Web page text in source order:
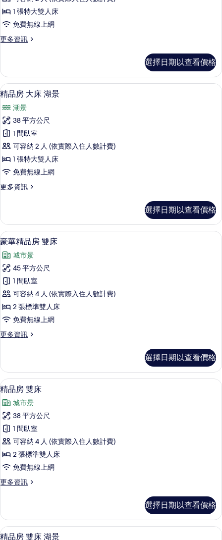
大
床
的
所
相
片
1 張特大雙人床
免費無線上網
更多資訊
更
房
大
床
詳
情
選擇日期以查看價格
顯
示
精
品
房
大
床
湖
景
所
有
相
片
7
精品房 大床 湖景
湖景
38 平方公尺
1 間臥室
可容納 2 人 (依實際入住人數計費)
1 張特大雙人床
免費無線上網
更多資訊
更
房
大
床
景
的
詳
情
選擇日期以查看價格
顯
示
豪
華
精
品
房
雙
床
所
有
相
片
豪華精品房 雙床 | 羽絨被、免費迷你
6
豪華精品房 雙床
城市景
45 平方公尺
1 間臥室
可容納 4 人 (依實際入住人數計費)
2 張標準雙人床
免費無線上網
更多資訊
更
精
品
房
床
的
詳
情
選擇日期以查看價格
顯
示
精
品
房
雙
床
的
所
相
片
7
精品房 雙床
城市景
38 平方公尺
1 間臥室
可容納 4 人 (依實際入住人數計費)
2 張標準雙人床
免費無線上網
更多資訊
更
房
雙
床
選擇日期以查看價格
顯
羽絨被、免費迷你吧、客房內保險箱、
3
精品房 雙床 湖景